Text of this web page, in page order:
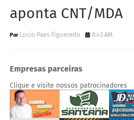
aponta CNT/MDA
Lucio Paes Figueredo 8:43 AM
Empresas parceiras
Clique e visite nossos patrocinadores